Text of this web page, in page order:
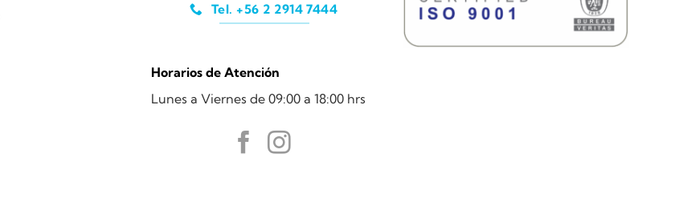
Tel. +56 2 2914 7444
Horarios de Atención
Lunes a Viernes de 09:00 a 18:00 hrs